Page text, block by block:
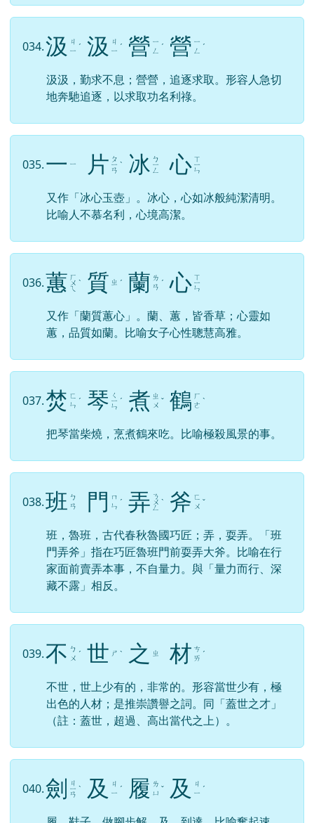
034.汲
ㄐ
ㄧ ˊ 汲
ㄐ
ㄧ ˊ 營 ㄧ
ㄥ
ˊ 營 ㄧ
ㄥ
ˊ
汲汲，勤求不息；營營，追逐求取。形容人急切
地奔馳追逐，以求取功名利祿。
035.一 ㄧ 片 ㄆ
ㄧ
ㄢ
ˋ 冰 ㄅ
ㄧ
ㄥ 心 ㄒ
ㄧ
ㄣ
又作「冰心玉壺」。冰心，心如冰般純潔清明。
比喻人不慕名利，心境高潔。
036.蕙 ㄏ
ㄨ
ㄟ
ˋ 質 ㄓ ˊ 蘭 ㄌ
ㄢ ˊ 心 ㄒ
ㄧ
ㄣ
又作「蘭質蕙心」。蘭、蕙，皆香草；心靈如
蕙，品質如蘭。比喻女子心性聰慧高雅。
037.焚 ㄈ
ㄣ ˊ 琴 ㄑ
ㄧ
ㄣ
ˊ 煮 ㄓ
ㄨ ˇ 鶴 ㄏ
ㄜ ˋ
把琴當柴燒，烹煮鶴來吃。比喻極殺風景的事。
038.班 ㄅ
ㄢ
門
ㄇ
ㄣ ˊ 弄 ㄋ
ㄨ
ㄥ
ˋ 斧 ㄈ
ㄨ ˇ
班，魯班，古代春秋魯國巧匠；弄，耍弄。「班
門弄斧」指在巧匠魯班門前耍弄大斧。比喻在行
家面前賣弄本事，不自量力。與「量力而行、深
藏不露」相反。
039.不 ㄅ
ㄨ ˊ 世 ㄕ ˋ 之 ㄓ 材 ㄘ
ㄞ ˊ
不世，世上少有的，非常的。形容當世少有，極
出色的人材；是推崇讚譽之詞。同「蓋世之才」
（註：蓋世，超過、高出當代之上）。
040.劍 ㄐ
ㄧ
ㄢ
ˋ 及
ㄐ
ㄧ ˊ 履 ㄌ
ㄩ ˇ 及
ㄐ
ㄧ ˊ